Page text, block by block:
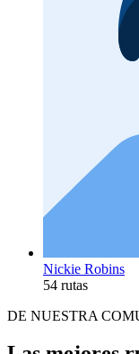
Nickie Robins
54 rutas
DE NUESTRA